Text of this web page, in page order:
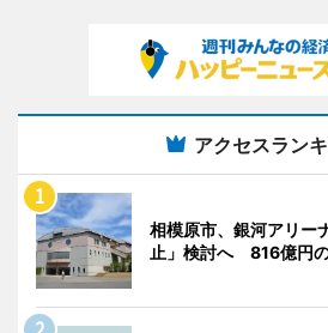
アクセスラン
相模原市、銀河アリー
止」検討へ 816億円